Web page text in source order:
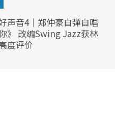
声音4｜郑仲豪自弹自唱
你》 改编Swing Jazz获林
度评价